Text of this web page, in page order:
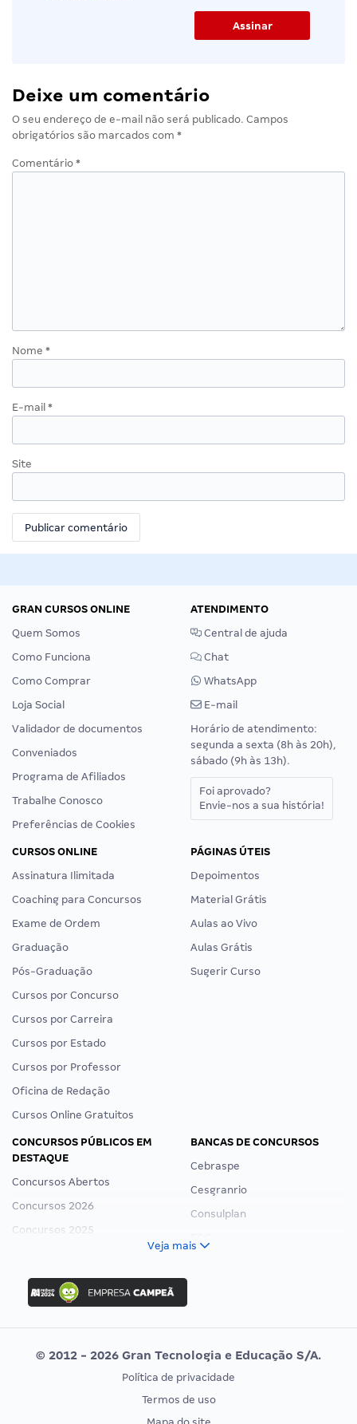
Deixe um comentário
O seu endereço de e-mail não será publicado. Campos
obrigatórios são marcados com *
Comentário *
Nome *
E-mail *
Site
GRAN CURSOS ONLINE
Quem Somos
Como Funciona
Como Comprar
Loja Social
Validador de documentos
Conveniados
Programa de Afiliados
Trabalhe Conosco
Preferências de Cookies
ATENDIMENTO
Central de ajuda
Chat
WhatsApp
E-mail
Horário de atendimento:
segunda a sexta (8h às 20h),
sábado (9h às 13h).
Foi aprovado?
Envie-nos a sua história!
CURSOS ONLINE
Assinatura Ilimitada
Coaching para Concursos
Exame de Ordem
Graduação
Pós-Graduação
Cursos por Concurso
Cursos por Carreira
Cursos por Estado
Cursos por Professor
Oficina de Redação
Cursos Online Gratuitos
PÁGINAS ÚTEIS
Depoimentos
Material Grátis
Aulas ao Vivo
Aulas Grátis
Sugerir Curso
CONCURSOS PÚBLICOS EM
DESTAQUE
Concursos Abertos
Concursos 2026
Concursos 2025
Concurso Ibama
Concurso MPU
Editais publicados
BANCAS DE CONCURSOS
Cebraspe
Cesgranrio
Consulplan
Vunesp
CONCURSOS POR PROFISSÃO
EXAME DE ORDEM
Veja mais
© 2012 - 2026 Gran Tecnologia e Educação S/A.
Política de privacidade
Termos de uso